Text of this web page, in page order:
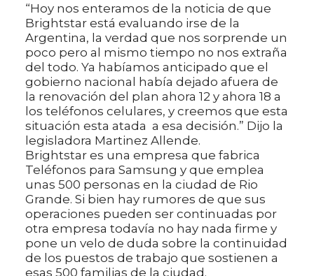
“Hoy nos enteramos de la noticia de que
Brightstar está evaluando irse de la
Argentina, la verdad que nos sorprende un
poco pero al mismo tiempo no nos extraña
del todo. Ya habíamos anticipado que el
gobierno nacional había dejado afuera de
la renovación del plan ahora 12 y ahora 18 a
los teléfonos celulares, y creemos que esta
situación esta atada a esa decisión.” Dijo la
legisladora Martinez Allende.
Brightstar es una empresa que fabrica
Teléfonos para Samsung y que emplea
unas 500 personas en la ciudad de Rio
Grande. Si bien hay rumores de que sus
operaciones pueden ser continuadas por
otra empresa todavía no hay nada firme y
pone un velo de duda sobre la continuidad
de los puestos de trabajo que sostienen a
esas 500 familias de la ciudad.